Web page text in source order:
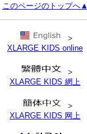
このページのトップへ▲
>
XLARGE KIDS online
>
XLARGE KIDS 網上
>
XLARGE KIDS 网上